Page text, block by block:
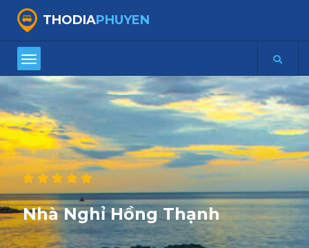
THODIAPHUYEN
Nhà Nghỉ Hồng Thạnh